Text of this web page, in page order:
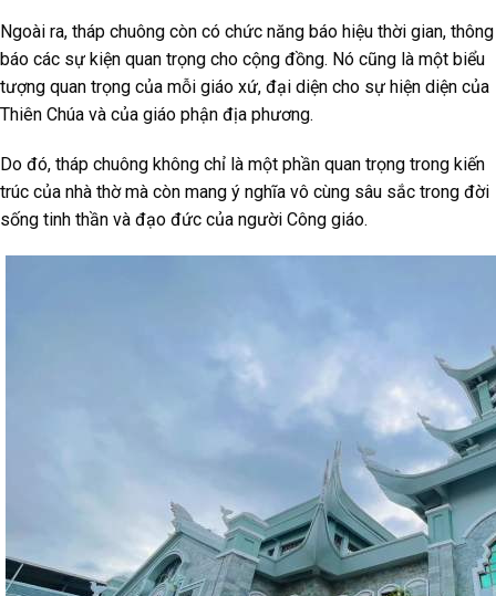
Ngoài ra, tháp chuông còn có chức năng báo hiệu thời gian, thông
báo các sự kiện quan trọng cho cộng đồng. Nó cũng là một biểu
tượng quan trọng của mỗi giáo xứ, đại diện cho sự hiện diện của
Thiên Chúa và của giáo phận địa phương.
Do đó, tháp chuông không chỉ là một phần quan trọng trong kiến
trúc của nhà thờ mà còn mang ý nghĩa vô cùng sâu sắc trong đời
sống tinh thần và đạo đức của người Công giáo.